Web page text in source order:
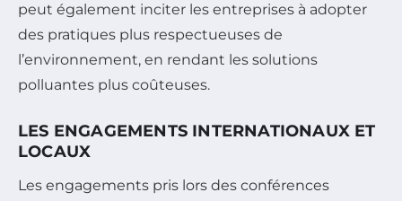
peut également inciter les entreprises à adopter
des pratiques plus respectueuses de
l’environnement, en rendant les solutions
polluantes plus coûteuses.
LES ENGAGEMENTS INTERNATIONAUX ET
LOCAUX
Les engagements pris lors des conférences